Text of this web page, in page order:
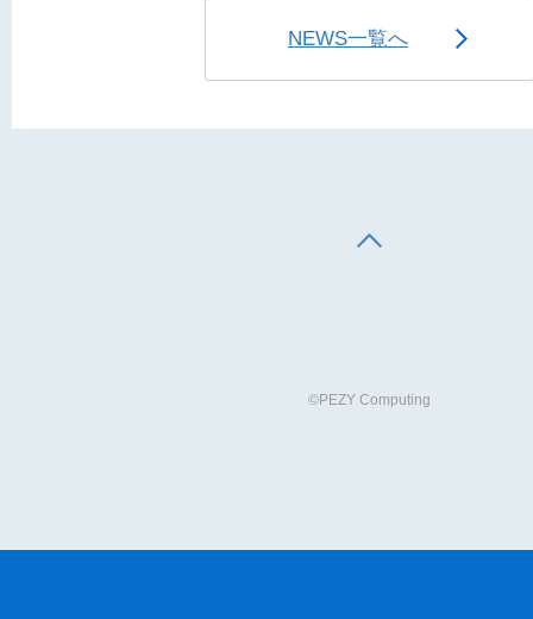
NEWS一覧へ
©PEZY Computing